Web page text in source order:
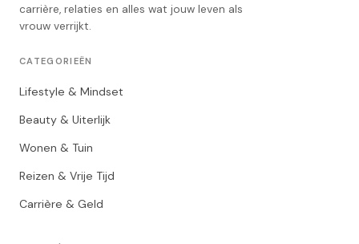
carrière, relaties en alles wat jouw leven als
vrouw verrijkt.
CATEGORIEËN
Lifestyle & Mindset
Beauty & Uiterlijk
Wonen & Tuin
Reizen & Vrije Tijd
Carrière & Geld